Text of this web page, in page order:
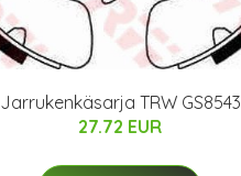
Jarrukenkäsarja TRW GS8543
27.72 EUR